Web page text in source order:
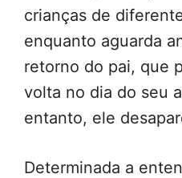
crianças de
enquanto aguarda
retorno do pai, que
volta no dia do seu
entanto, ele
Determinada a